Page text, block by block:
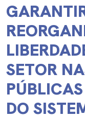
SETOR
DO